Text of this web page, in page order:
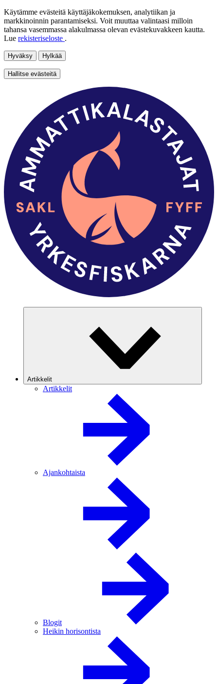
Käytämme evästeitä käyttäjäkokemuksen, analytiikan ja
markkinoinnin parantamiseksi. Voit muuttaa valintaasi milloin
tahansa vasemmassa alakulmassa olevan evästekuvakkeen kautta.
Lue rekisteriseloste .
Hyväksy Hylkää
Hallitse evästeitä
Artikkelit
Artikkelit
Ajankohtaista
Blogit
Heikin horisontista